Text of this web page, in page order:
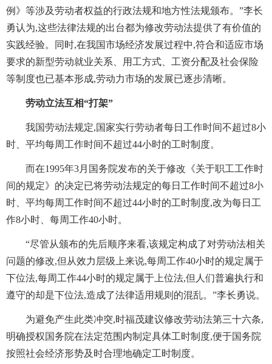
例》等涉及劳动者权益的行政法规和地方性法规颁布。”李长
勇认为,这些法律法规的出台都为修改劳动法提供了有价值的
实践经验。同时,在我国市场经济发展过程中,符合和适应市场
要求的新型劳动就业关系、用工方式、工资分配及社会保险
等制度也已基本形成,劳动力市场的发展已逐步清晰。
劳动立法互相“打架”
我国劳动法规定,国家实行劳动者每日工作时间不超过8小
时、平均每周工作时间不超过44小时的工时制度。
而在1995年3月国务院发布的关于修改《关于职工工作时
间的规定》的决定已将劳动法规定的每日工作时间不超过8小
时、平均每周工作时间不超过44小时的工时制度,改为每日工
作8小时、每周工作40小时。
“尽管从颁布的先后顺序来看,该规定构成了对劳动法相关
问题的修改,但从效力层级上来说,每周工作40小时的规定属于
下位法,每周工作44小时的规定属于上位法,但人们普遍执行和
遵守的却是下位法,造成了法律适用规则的混乱。”李长勇说。
为避免产生此类冲突,时福茂建议修改劳动法第三十六条,
明确授权国务院在法定范围内制定具体工时制度,便于国务院
按照社会经济形势及时合理地确定工时制度。